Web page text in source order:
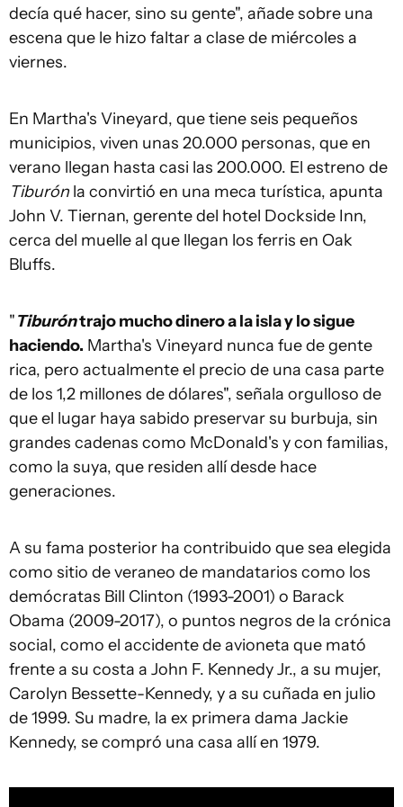
decía qué hacer, sino su gente", añade sobre una
escena que le hizo faltar a clase de miércoles a
viernes.
En Martha's Vineyard, que tiene seis pequeños
municipios, viven unas 20.000 personas, que en
verano llegan hasta casi las 200.000. El estreno de
Tiburónla convirtió en una meca turística, apunta
John V. Tiernan, gerente del hotel Dockside Inn,
cerca del muelle al que llegan los ferris en Oak
Bluffs.
"Tiburóntrajo mucho dinero a la isla y lo sigue
haciendo. Martha's Vineyard nunca fue de gente
rica, pero actualmente el precio de una casa parte
de los 1,2 millones de dólares", señala orgulloso de
que el lugar haya sabido preservar su burbuja, sin
grandes cadenas como McDonald's y con familias,
como la suya, que residen allí desde hace
generaciones.
A su fama posterior ha contribuido que sea elegida
como sitio de veraneo de mandatarios como los
demócratas Bill Clinton (1993-2001) o Barack
Obama (2009-2017), o puntos negros de la crónica
social, como el accidente de avioneta que mató
frente a su costa a John F. Kennedy Jr., a su mujer,
Carolyn Bessette-Kennedy, y a su cuñada en julio
de 1999. Su madre, la ex primera dama Jackie
Kennedy, se compró una casa allí en 1979.